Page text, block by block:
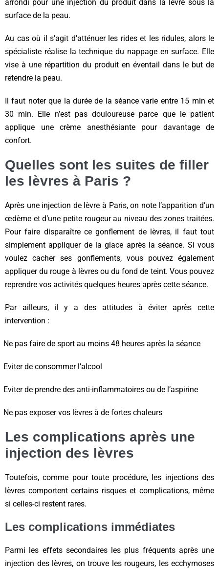
arrondi pour une injection du produit dans la lèvre sous la
surface de la peau.
Au cas où il s’agit d’atténuer les rides et les ridules, alors le
spécialiste réalise la technique du nappage en surface. Elle
vise à une répartition du produit en éventail dans le but de
retendre la peau.
Il faut noter que la durée de la séance varie entre 15 min et
30 min. Elle n’est pas douloureuse parce que le patient
applique une crème anesthésiante pour davantage de
confort.
Quelles sont les suites de filler
les lèvres à Paris ?
Après une injection de lèvre à Paris, on note l’apparition d’un
œdème et d’une petite rougeur au niveau des zones traitées.
Pour faire disparaître ce gonflement de lèvres, il faut tout
simplement appliquer de la glace après la séance. Si vous
voulez cacher ses gonflements, vous pouvez également
appliquer du rouge à lèvres ou du fond de teint. Vous pouvez
reprendre vos activités quelques heures après cette séance.
Par ailleurs, il y a des attitudes à éviter après cette
intervention :
Ne pas faire de sport au moins 48 heures après la séance
Eviter de consommer l’alcool
Eviter de prendre des anti-inflammatoires ou de l’aspirine
Ne pas exposer vos lèvres à de fortes chaleurs
Les complications après une
injection des lèvres
Toutefois, comme pour toute procédure, les injections des
lèvres comportent certains risques et complications, même
si celles-ci restent rares.
Les complications immédiates
Parmi les effets secondaires les plus fréquents après une
injection des lèvres, on trouve les rougeurs, les ecchymoses